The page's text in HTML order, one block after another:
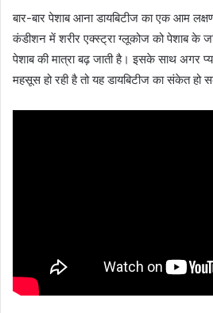
बार-बार पेशाब आना डायबिटीज का एक आम
कंडीशन में शरीर एक्स्ट्रा ग्लूकोज को पेशाब के
पेशाब की मात्रा बढ़ जाती है। इसके साथ अगर
महसूस हो रही है तो यह डायबिटीज का संकेत हो